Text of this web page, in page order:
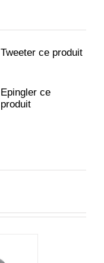
Tweeter ce produit
Epingler ce
produit